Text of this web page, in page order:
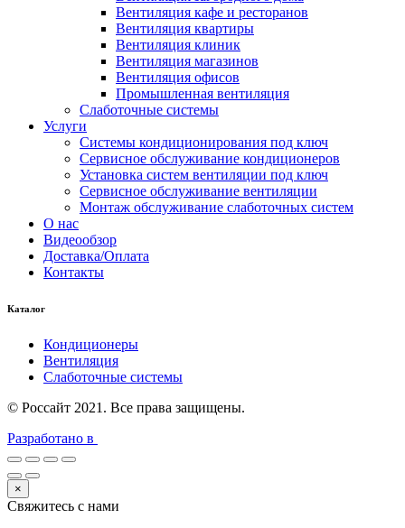
Вентиляция кафе и ресторанов
Вентиляция квартиры
Вентиляция клиник
Вентиляция магазинов
Вентиляция офисов
Промышленная вентиляция
Слаботочные системы
Услуги
Системы кондиционирования под ключ
Сервисное обслуживание кондиционеров
Установка систем вентиляции под ключ
Сервисное обслуживание вентиляции
Монтаж обслуживание слаботочных систем
О нас
Видеообзор
Доставка/Оплата
Контакты
Каталог
Кондиционеры
Вентиляция
Слаботочные системы
© Россайт 2021. Все права защищены.
Разработано в
×
Свяжитесь с нами